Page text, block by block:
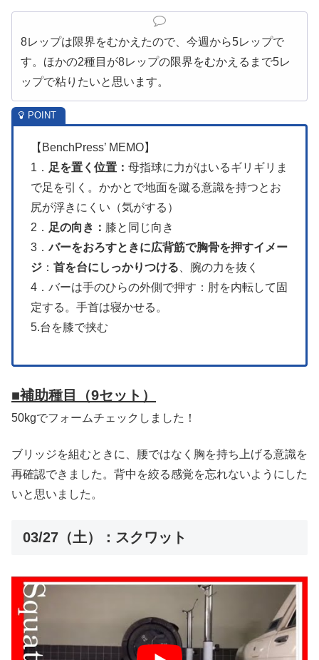
8レップは限界をむかえたので、今週から5レップで
す。ほかの2種目が8レップの限界をむかえるまで5レ
ップで粘りたいと思います。
【BenchPress’ MEMO】
1． 足を置く位置： 母指球に力がはいるギリギリま
で足を引く。かかとで地面を蹴る意識を持つとお
尻が浮きにくい（気がする）
2． 足の向き： 膝と同じ向き
3．バーをおろすときに広背筋で胸骨を押すイメー
ジ ： 首を台にしっかりつける 、腕の力を抜く
4．バーは手のひらの外側で押す：肘を内転して固
定する。手首は寝かせる。
5.台を膝で挟む
■補助種目 （9セット）
50kgでフォームチェックしました！
ブリッジを組むときに、腰ではなく胸を持ち上げる意識を
再確認できました。背中を絞る感覚を忘れないようにした
いと思いました。
03/27（土）：スクワット